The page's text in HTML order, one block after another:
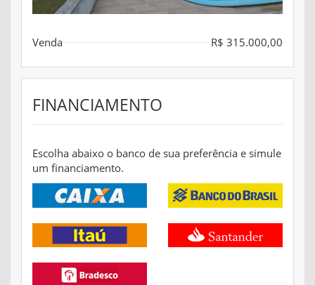
Venda R$ 315.000,00
FINANCIAMENTO
Escolha abaixo o banco de sua preferência e simule
um financiamento.